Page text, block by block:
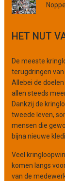
f
o
g
i
s
a
t
i
e
HET NUT
De meeste
terugdringen
Allebei de
allen steeds
Dankzij de
tweede leven,
mensen die
bijna nieuwe
Veel
komen langs
van de